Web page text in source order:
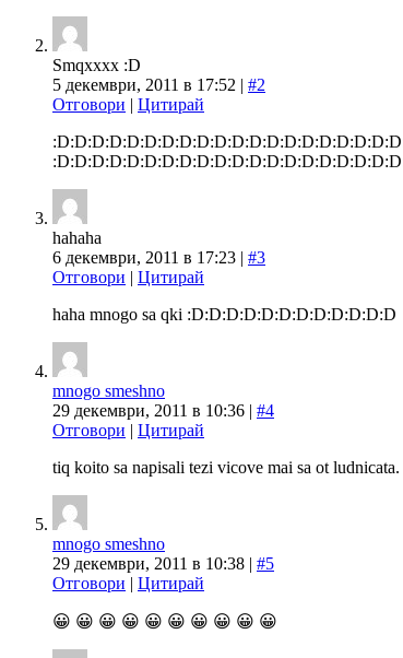
Smqxxxx :D
5 декември, 2011 в 17:52 | #2
Отговори | Цитирай
hahaha
6 декември, 2011 в 17:23 | #3
Отговори | Цитирай
haha mnogo sa qki :D:D:D:D:D:D:D:D:D:D:D:D
mnogo smeshno
29 декември, 2011 в 10:36 | #4
Отговори | Цитирай
tiq koito sa napisali tezi vicove mai sa ot ludnicata.
mnogo smeshno
29 декември, 2011 в 10:38 | #5
Отговори | Цитирай
😀 😀 😀 😀 😀 😀 😀 😀 😀 😀